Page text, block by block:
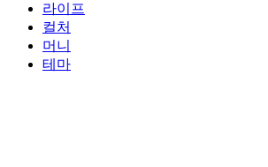
라이프
컬처
머니
테마